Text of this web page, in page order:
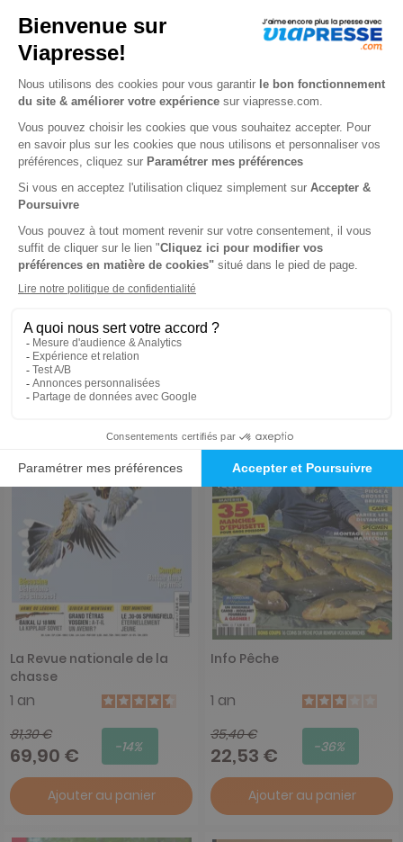
2 ans
38 €
Ajouter au panier
1 an
La Revue nationale de la
chasse
1 an
81,30 €
69,90 € -14%
Ajouter au panier
Info Pêche
1 an
35,40 €
22,53 € -36%
Ajouter au panier